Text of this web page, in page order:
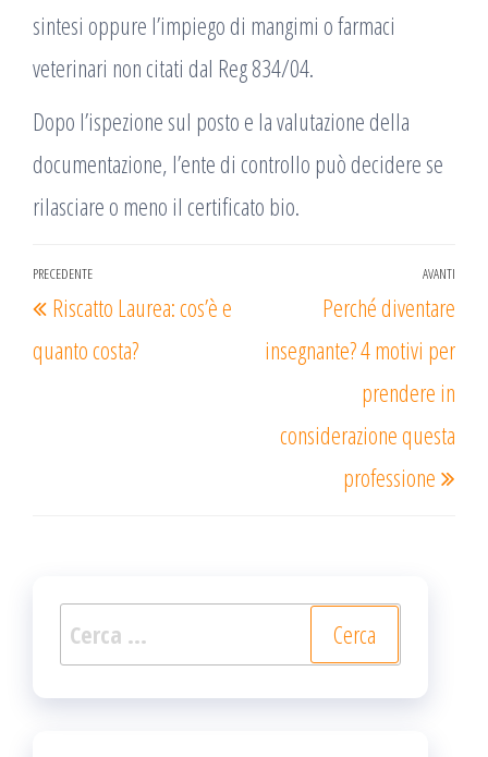
sintesi oppure l’impiego di mangimi o farmaci
veterinari non citati dal Reg 834/04.
Dopo l’ispezione sul posto e la valutazione della
documentazione, l’ente di controllo può decidere se
rilasciare o meno il certificato bio.
Navigazione
articoli
Articolo
precedente
PRECEDENTE
Riscatto Laurea: cos’è e
quanto costa?
AVANTI
Perché diventare
insegnante? 4 motivi per
prendere in
considerazione questa
professione
Ricerca
per: